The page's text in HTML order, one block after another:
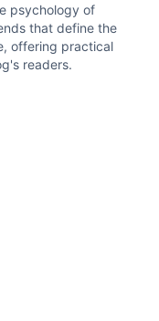
psychology of
that define the
offering practical
readers.